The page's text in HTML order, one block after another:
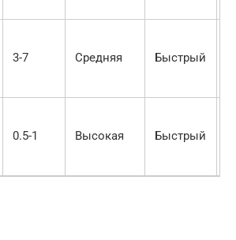
3-7 Средняя Быстрый
0.5-1 Высокая Быстрый